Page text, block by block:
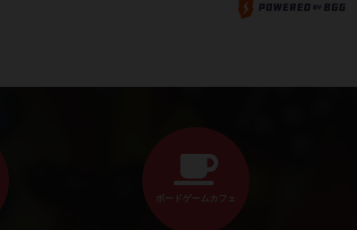
ボードゲームカフェ